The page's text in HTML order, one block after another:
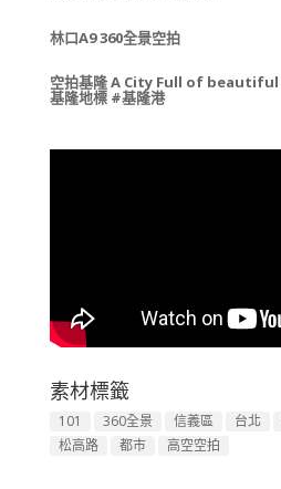
林口A9 360全景空拍
空拍基隆 A City Full of beautiful
基隆地標 #基隆港
素材標籤
101 360全景 信義區 台北
松高路
都市 高空空拍